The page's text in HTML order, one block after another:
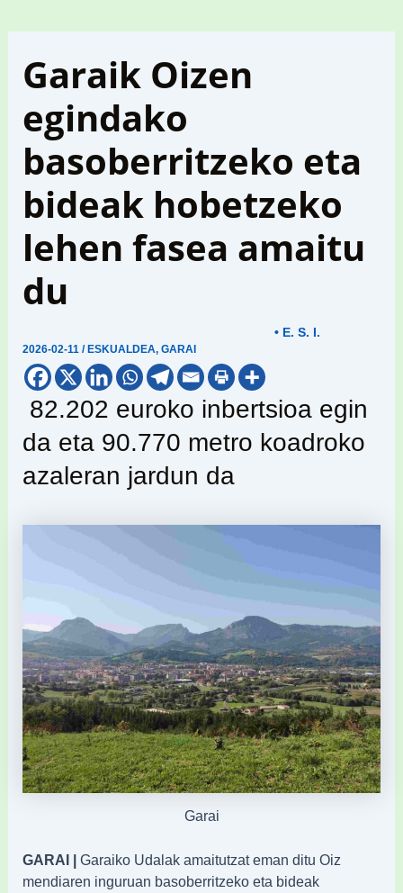
Garaik Oizen
egindako
basoberritzeko eta
bideak hobetzeko
lehen fasea amaitu
du
2026-02-11/ ESKUALDEA,GARAI
• E. S. I.
82.202 euroko inbertsioa egin
da eta 90.770 metro koadroko
azaleran jardun da
Garai
GARAI | Garaiko Udalak amaitutzat eman ditu Oiz
mendiaren inguruan basoberritzeko eta bideak